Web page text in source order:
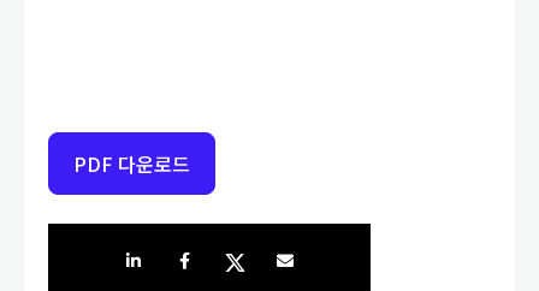
PDF 다운로드
Share on LinkedIn
Share on Facebook
Share on Twitter
Share by e-mail